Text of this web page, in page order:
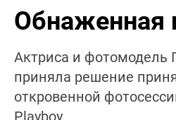
Обнаженная
Актриса и фотомодель
приняла решение
откровенной